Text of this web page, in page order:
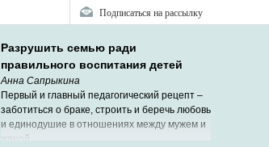
Подписаться на рассылку
Разрушить семью ради
правильного воспитания детей
Анна Сапрыкина
Первый и главный педагогический рецепт –
заботиться о браке, строить и беречь любовь
и единодушие в отношениях между мужем и
женой.